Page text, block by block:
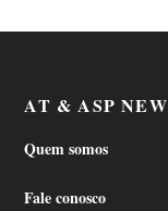
AT & ASP
Quem somos
Fale conosco